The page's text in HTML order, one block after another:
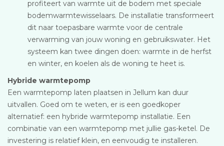
profiteert van warmte uit de bodem met speciale
bodemwarmtewisselaars. De installatie transformeert
dit naar toepasbare warmte voor de centrale
verwarming van jouw woning en gebruikswater. Het
systeem kan twee dingen doen: warmte in de herfst
en winter, en koelen als de woning te heet is.
Hybride warmtepomp
Een warmtepomp laten plaatsen in Jellum kan duur
uitvallen. Goed om te weten, er is een goedkoper
alternatief: een hybride warmtepomp installatie. Een
combinatie van een warmtepomp met jullie gas-ketel. De
investering is relatief klein, en eenvoudig te installeren.